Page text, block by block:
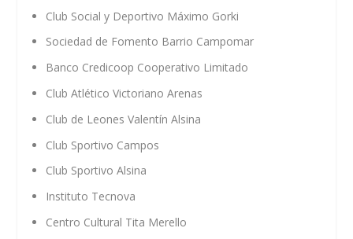
Club Social y Deportivo Máximo Gorki
Sociedad de Fomento Barrio Campomar
Banco Credicoop Cooperativo Limitado
Club Atlético Victoriano Arenas
Club de Leones Valentín Alsina
Club Sportivo Campos
Club Sportivo Alsina
Instituto Tecnova
Centro Cultural Tita Merello